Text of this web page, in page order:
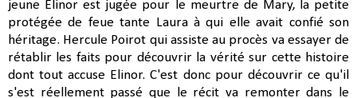
jeune Elinor est jugée pour le meurtre de Mary, la petite
protégée de feue tante Laura à qui elle avait confié son
héritage. Hercule Poirot qui assiste au procès va essayer de
rétablir les faits pour découvrir la vérité sur cette histoire
dont tout accuse Elinor. C'est donc pour découvrir ce qu'il
s'est réellement passé que le récit va remonter dans le